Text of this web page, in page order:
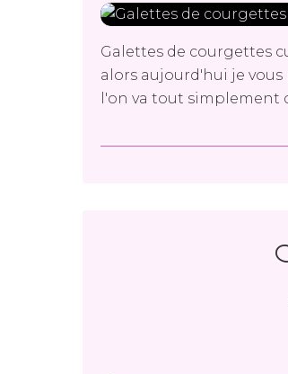
Galettes de courgettes
alors aujourd'hui je
l'on va tout simplement